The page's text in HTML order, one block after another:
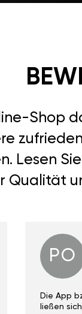
Shop
Lesen
Qualität
PO
Die App
ließen